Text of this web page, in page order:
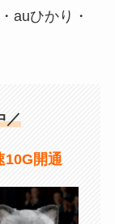
auひかり・
／
10G開通